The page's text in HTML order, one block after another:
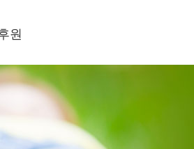
원
후원하기